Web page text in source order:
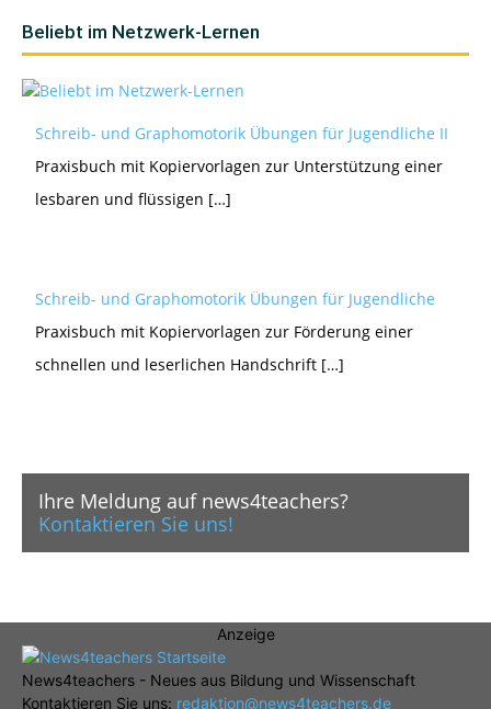
Beliebt im Netzwerk-Lernen
Schreib- und Graphomotorik Übungen für Jugendliche II
Praxisbuch mit Kopiervorlagen zur Unterstützung einer
lesbaren und flüssigen […]
Schreib- und Graphomotorik Übungen für Jugendliche
Praxisbuch mit Kopiervorlagen zur Förderung einer
schnellen und leserlichen Handschrift […]
Ihre Meldung auf news4teachers?
Kontaktieren Sie uns!
Anzeige
News4teachers - Neues aus Bildung und Wissenschaft
Kontaktieren Sie uns: redaktion@news4teachers.de